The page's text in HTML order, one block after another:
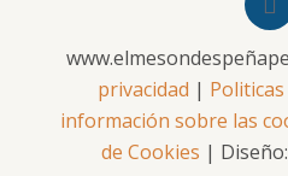
privacidad |
información sobre las
de Cookies | Diseño: